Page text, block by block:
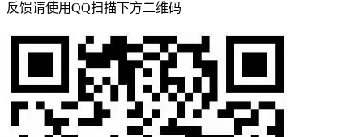
反馈请使用QQ扫描下方二维码